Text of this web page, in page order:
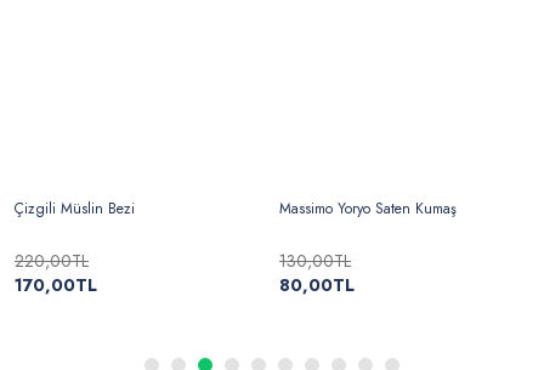
Çizgili Müslin Bezi
220,00TL
170,00TL
Massimo Yoryo Saten Kumaş
130,00TL
80,00TL